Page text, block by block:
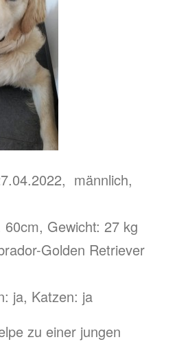
männlich,
Gewicht: 27 kg
Golden Retriever
ja, Katzen: ja
zu einer jungen